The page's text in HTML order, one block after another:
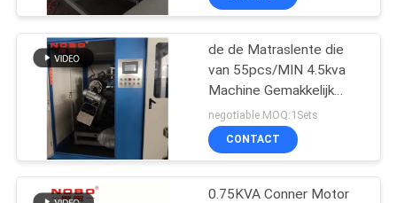
Matras die Machine
rollen
de de Matraslente die
van 55pcs/MIN 4.5kva
Machine Gemakkelijk
Gewerkt maken
negotiable MOQ:1Sets
CONTACT
0.75KVA Conner Motor